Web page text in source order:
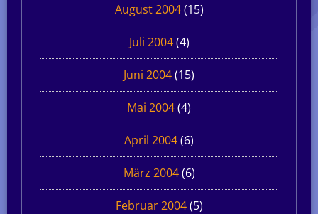
August 2004(15)
Juli 2004(4)
Juni 2004(15)
Mai 2004(4)
April 2004(6)
März 2004(6)
Februar 2004(5)